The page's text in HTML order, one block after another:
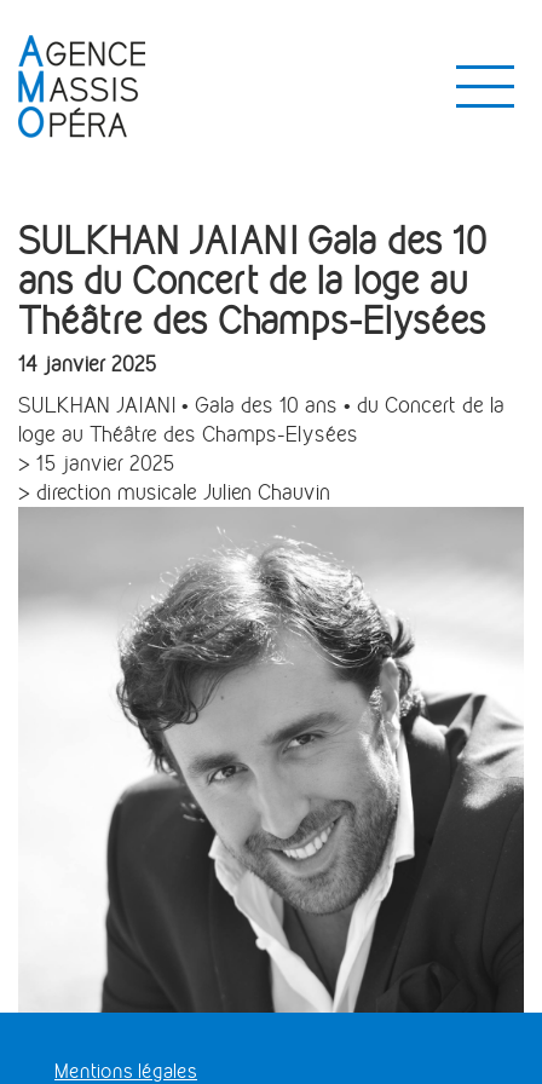
SULKHAN JAIANI Gala des 10
ans du Concert de la loge au
Théâtre des Champs-Elysées
14 janvier 2025
SULKHAN JAIANI • Gala des 10 ans • du Concert de la
loge au Théâtre des Champs-Elysées
> 15 janvier 2025
> direction musicale Julien Chauvin
Mentions légales